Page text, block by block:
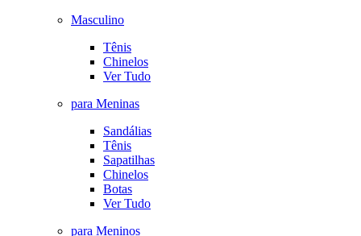
Masculino
Tênis
Chinelos
Ver Tudo
para Meninas
Sandálias
Tênis
Sapatilhas
Chinelos
Botas
Ver Tudo
para Meninos